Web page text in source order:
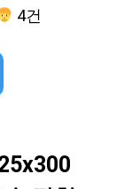
4건